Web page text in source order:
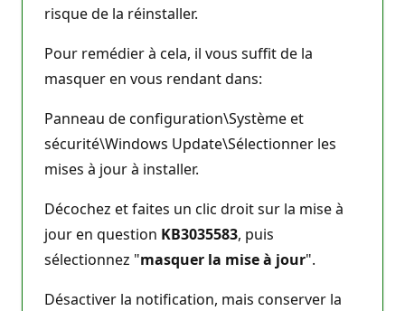
risque de la réinstaller.
Pour remédier à cela, il vous suffit de la
masquer en vous rendant dans:
Panneau de configuration\Système et
sécurité\Windows Update\Sélectionner les
mises à jour à installer.
Décochez et faites un clic droit sur la mise à
jour en question KB3035583, puis
sélectionnez "masquer la mise à jour".
Désactiver la notification, mais conserver la